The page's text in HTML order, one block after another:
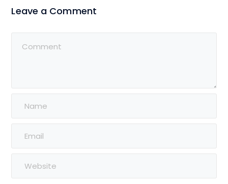
Leave a Comment